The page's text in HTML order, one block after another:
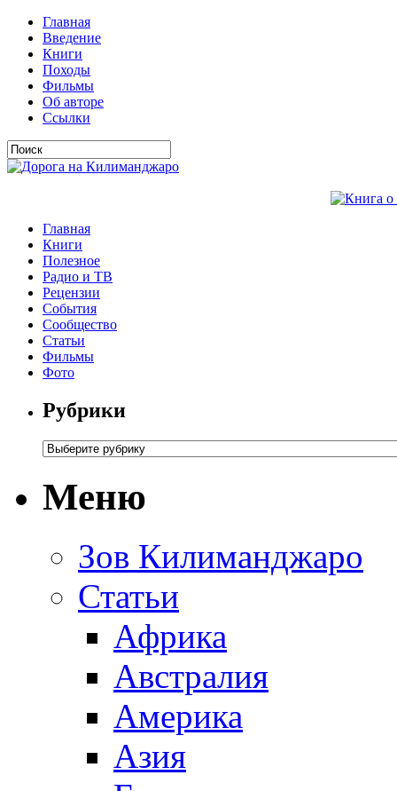
Главная
Введение
Книги
Походы
Фильмы
Об авторе
Ссылки
Главная
Книги
Полезное
Радио и ТВ
Рецензии
События
Сообщество
Статьи
Фильмы
Фото
Рубрики
Меню
Зов Килиманджаро
Статьи
Африка
Австралия
Америка
Азия